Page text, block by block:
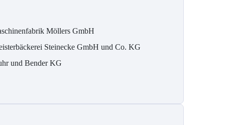
Möllers GmbH
Steinecke GmbH und Co. KG
und Bender KG